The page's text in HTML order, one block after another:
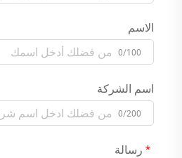
الاسم
0/100
اسم الشركة
0/200
رسالة